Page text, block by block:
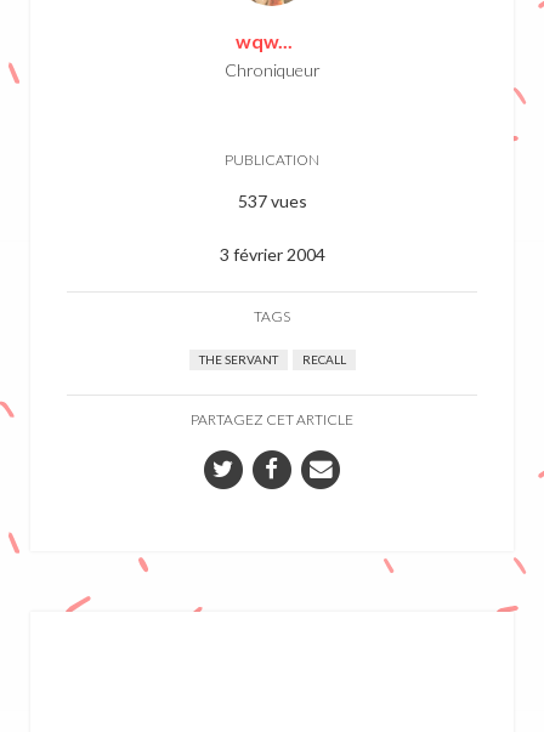
wqw...
Chroniqueur
PUBLICATION
537 vues
3 février 2004
TAGS
THE SERVANT RECALL
PARTAGEZ CET ARTICLE